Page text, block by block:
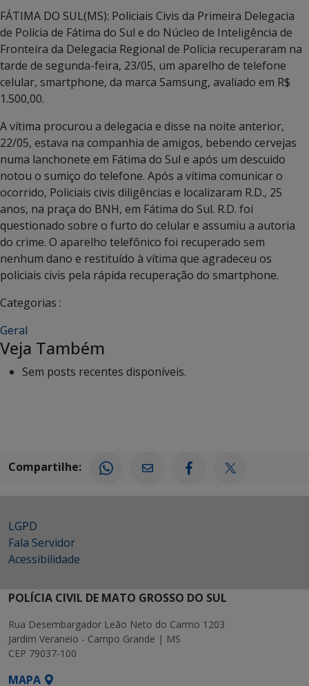
FÁTIMA DO SUL(MS): Policiais Civis da Primeira Delegacia
de Polícia de Fátima do Sul e do Núcleo de Inteligência de
Fronteira da Delegacia Regional de Polícia recuperaram na
tarde de segunda-feira, 23/05, um aparelho de telefone
celular, smartphone, da marca Samsung, avaliado em R$
1.500,00.
A vítima procurou a delegacia e disse na noite anterior,
22/05, estava na companhia de amigos, bebendo cervejas
numa lanchonete em Fátima do Sul e após um descuido
notou o sumiço do telefone. Após a vítima comunicar o
ocorrido, Policiais civis diligências e localizaram R.D., 25
anos, na praça do BNH, em Fátima do Sul. R.D. foi
questionado sobre o furto do celular e assumiu a autoria
do crime. O aparelho telefônico foi recuperado sem
nenhum dano e restituído à vítima que agradeceu os
policiais civis pela rápida recuperação do smartphone.
Categorias :
Geral
Veja Também
Sem posts recentes disponíveis.
Compartilhe:
LGPD
Fala Servidor
Acessibilidade
POLÍCIA CIVIL DE MATO GROSSO DO SUL
Rua Desembargador Leão Neto do Carmo 1203
Jardim Veraneio - Campo Grande | MS
CEP 79037-100
MAPA